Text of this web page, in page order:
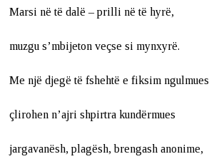
Marsi në të dalë – prilli në të hyrë,
muzgu s’mbijeton veçse si mynxyrë.
Me një djegë të fshehtë e fiksim ngulmues
çlirohen n’ajri shpirtra kundërmues
jargavanësh, plagësh, brengash anonime,